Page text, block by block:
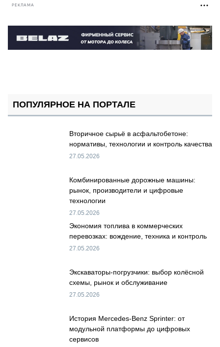
РЕКЛАМА
ПОПУЛЯРНОЕ НА ПОРТАЛЕ
Вторичное сырьё в асфальтобетоне:
нормативы, технологии и контроль качества
27.05.2026
Комбинированные дорожные машины:
рынок, производители и цифровые
технологии
27.05.2026
Экономия топлива в коммерческих
перевозках: вождение, техника и контроль
27.05.2026
Экскаваторы-погрузчики: выбор колёсной
схемы, рынок и обслуживание
27.05.2026
История Mercedes-Benz Sprinter: от
модульной платформы до цифровых
сервисов